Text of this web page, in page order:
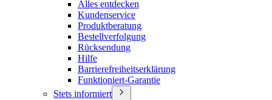
Alles entdecken
Kundenservice
Produktberatung
Bestellverfolgung
Rücksendung
Hilfe
Barrierefreiheitserklärung
Funktioniert-Garantie
Stets informiert